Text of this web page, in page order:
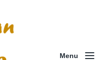
Menu